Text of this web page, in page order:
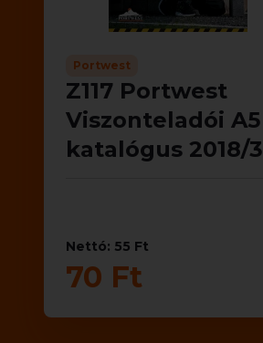
Portwest
Z117 Portwest
Viszonteladói A5
katalógus 2018/3
Nettó: 55 Ft
70 Ft